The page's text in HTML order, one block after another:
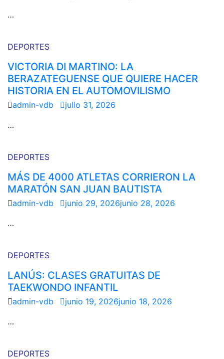
…
DEPORTES
VICTORIA DI MARTINO: LA
BERAZATEGUENSE QUE QUIERE HACER
HISTORIA EN EL AUTOMOVILISMO
admin-vdb
julio 31, 2026
…
DEPORTES
MÁS DE 4000 ATLETAS CORRIERON LA
MARATÓN SAN JUAN BAUTISTA
admin-vdb junio 29, 2026junio 28, 2026
…
DEPORTES
LANÚS: CLASES GRATUITAS DE
TAEKWONDO INFANTIL
admin-vdb junio 19, 2026junio 18, 2026
…
DEPORTES